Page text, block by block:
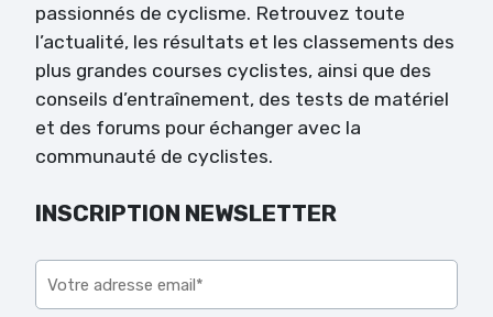
passionnés de cyclisme. Retrouvez toute
l’actualité, les résultats et les classements des
plus grandes courses cyclistes, ainsi que des
conseils d’entraînement, des tests de matériel
et des forums pour échanger avec la
communauté de cyclistes.
INSCRIPTION NEWSLETTER